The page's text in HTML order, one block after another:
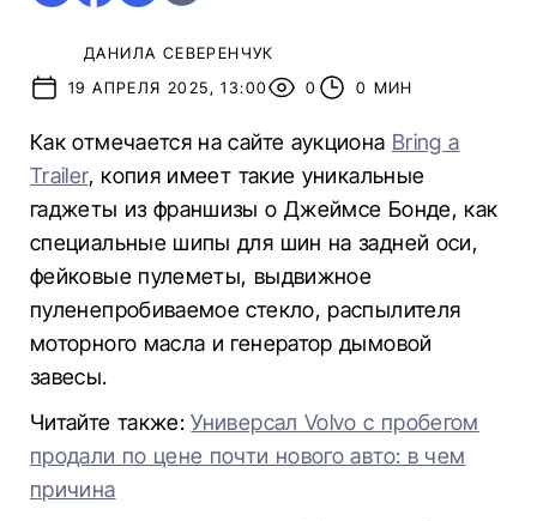
ДАНИЛА СЕВЕРЕНЧУК
19 АПРЕЛЯ 2025, 13:00
0 0 МИН
Как отмечается на сайте аукциона Bring a
Trailer, копия имеет такие уникальные
гаджеты из франшизы о Джеймсе Бонде, как
специальные шипы для шин на задней оси,
фейковые пулеметы, выдвижное
пуленепробиваемое стекло, распылителя
моторного масла и генератор дымовой
завесы.
Читайте также:Универсал Volvo с пробегом
продали по цене почти нового авто: в чем
причина